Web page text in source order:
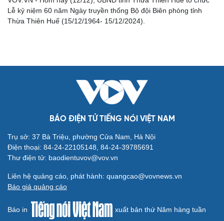
Lễ kỷ niệm 60 năm Ngày truyền thống Bộ đội Biên phòng tỉnh
Thừa Thiên Huế (15/12/1964- 15/12/2024).
BÁO ĐIỆN TỬ TIẾNG NÓI VIỆT NAM
Trụ sở: 37 Bà Triệu, phường Cửa Nam, Hà Nội
Điện thoại: 84-24-22105148, 84-24-39785691
Thư điện tử: baodientuvov@vov.vn
Liên hệ quảng cáo, phát hành: quangcao@vovnews.vn
Báo giá quảng cáo
Báo in xuất bản thứ Năm hàng tuần